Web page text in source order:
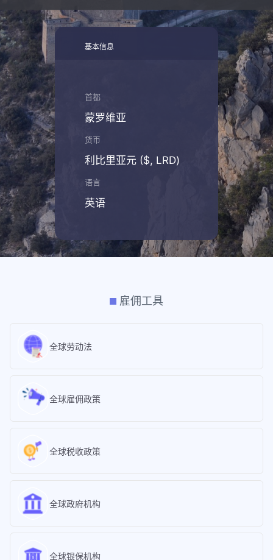
基本信息
首都
蒙罗维亚
货币
利比里亚元 ($, LRD)
语言
英语
雇佣工具
全球劳动法
全球雇佣政策
全球税收政策
全球政府机构
全球银保机构